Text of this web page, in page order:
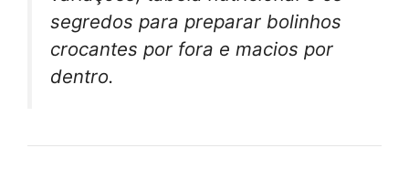
segredos para preparar bolinhos
crocantes por fora e macios por
dentro.